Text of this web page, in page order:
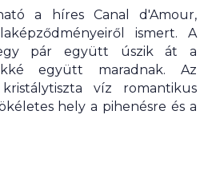
a híres Canal d'Amour,
ismert. A
pár együtt úszik át a
együtt maradnak. Az
víz romantikus
hely a pihenésre és a